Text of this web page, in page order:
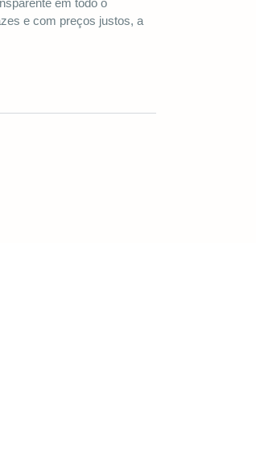
em todo o
e com preços justos, a